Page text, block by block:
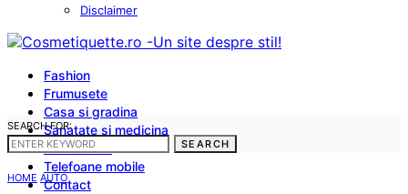
Disclaimer
Fashion
Frumusete
Casa si gradina
Sanatate si medicina
Cum sa fac
Telefoane mobile
Contact
SEARCH FOR:
SEARCH
HOME AUTO